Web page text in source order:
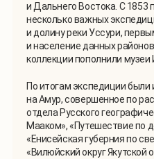
и Дальнего Востока. С 1853
несколько важных
и долину реки Уссури,
и население данных
коллекции пополнили музеи
По итогам экспедиции были
на Амур, совершенное по
отдела Русского
Мааком», «Путешествие по
«Енисейская губерния по
«Вилюйский округ Якутской